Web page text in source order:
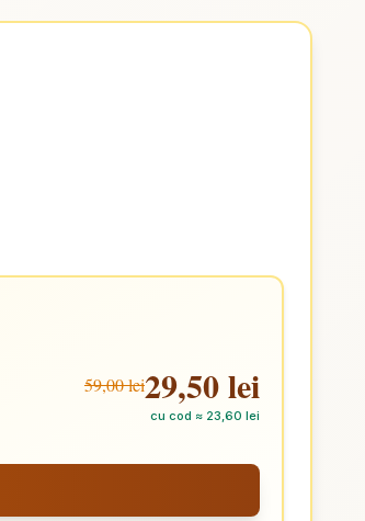
59,00 lei29,50 lei
cu cod ≈ 23,60 lei